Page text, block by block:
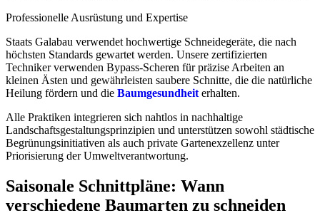
Professionelle Ausrüstung und Expertise
Staats Galabau verwendet hochwertige Schneidegeräte, die nach
höchsten Standards gewartet werden. Unsere zertifizierten
Techniker verwenden Bypass-Scheren für präzise Arbeiten an
kleinen Ästen und gewährleisten saubere Schnitte, die die natürliche
Heilung fördern und die Baumgesundheit erhalten.
Alle Praktiken integrieren sich nahtlos in nachhaltige
Landschaftsgestaltungsprinzipien und unterstützen sowohl städtische
Begrünungsinitiativen als auch private Gartenexzellenz unter
Priorisierung der Umweltverantwortung.
Saisonale Schnittpläne: Wann
verschiedene Baumarten zu schneiden